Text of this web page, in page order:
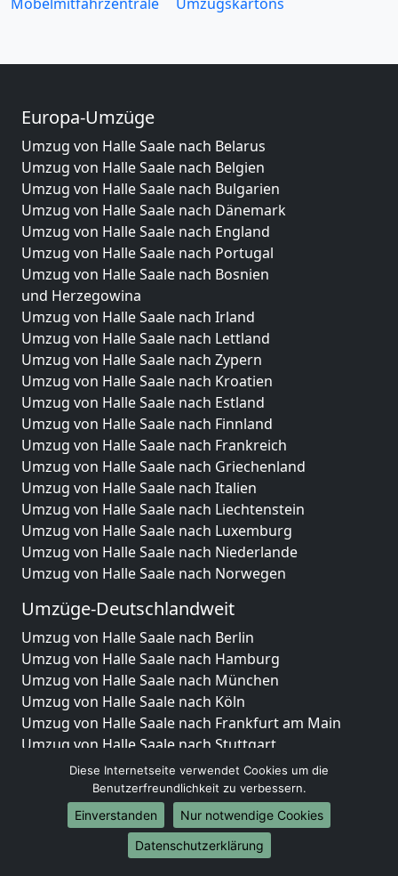
Europa-Umzüge
Umzug von Halle Saale nach Belarus
Umzug von Halle Saale nach Belgien
Umzug von Halle Saale nach Bulgarien
Umzug von Halle Saale nach Dänemark
Umzug von Halle Saale nach England
Umzug von Halle Saale nach Portugal
Umzug von Halle Saale nach Bosnien
und Herzegowina
Umzug von Halle Saale nach Irland
Umzug von Halle Saale nach Lettland
Umzug von Halle Saale nach Zypern
Umzug von Halle Saale nach Kroatien
Umzug von Halle Saale nach Estland
Umzug von Halle Saale nach Finnland
Umzug von Halle Saale nach Frankreich
Umzug von Halle Saale nach Griechenland
Umzug von Halle Saale nach Italien
Umzug von Halle Saale nach Liechtenstein
Umzug von Halle Saale nach Luxemburg
Umzug von Halle Saale nach Niederlande
Umzug von Halle Saale nach Norwegen
Umzüge-Deutschlandweit
Umzug von Halle Saale nach Berlin
Umzug von Halle Saale nach Hamburg
Umzug von Halle Saale nach München
Umzug von Halle Saale nach Köln
Umzug von Halle Saale nach Frankfurt am Main
Umzug von Halle Saale nach Stuttgart
Umzug von Halle Saale nach Düsseldorf
Umzug von Halle Saale nach Leipzig
Umzug von Halle Saale nach Dortmund
Umzug von Halle Saale nach Essen
Umzug von Halle Saale nach Bremen
Diese Internetseite verwendet Cookies um die
Benutzerfreundlichkeit zu verbessern.
Einverstanden
Nur notwendige Cookies
Datenschutzerklärung